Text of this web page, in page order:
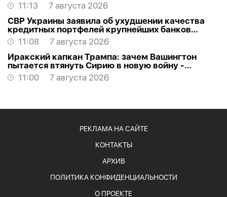
11:13
7 августа 2026
СВР Украины заявила об ухудшении качества
кредитных портфелей крупнейших банков
России
11:08
7 августа 2026
Иракский капкан Трампа: зачем Вашингтон
пытается втянуть Сирию в новую войну -
АНАЛИТИКА
11:00 7 августа 2026
РЕКЛАМА НА САЙТЕ
КОНТАКТЫ
АРХИВ
ПОЛИТИКА КОНФИДЕНЦИАЛЬНОСТИ
О ПРОЕКТЕ